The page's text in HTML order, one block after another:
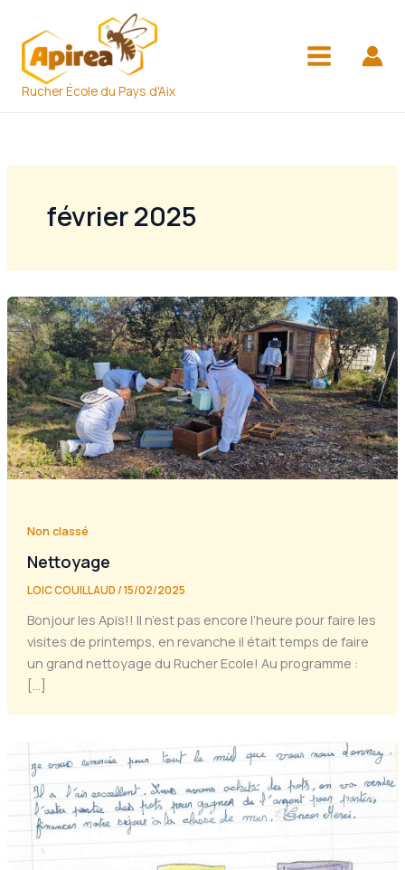
contenu
Rucher École du Pays d'Aix
février 2025
Non classé
Nettoyage
LOIC COUILLAUD/15/02/2025
Bonjour les Apis!! Il n’est pas encore l’heure pour faire les
visites de printemps, en revanche il était temps de faire
un grand nettoyage du Rucher Ecole! Au programme :
[…]